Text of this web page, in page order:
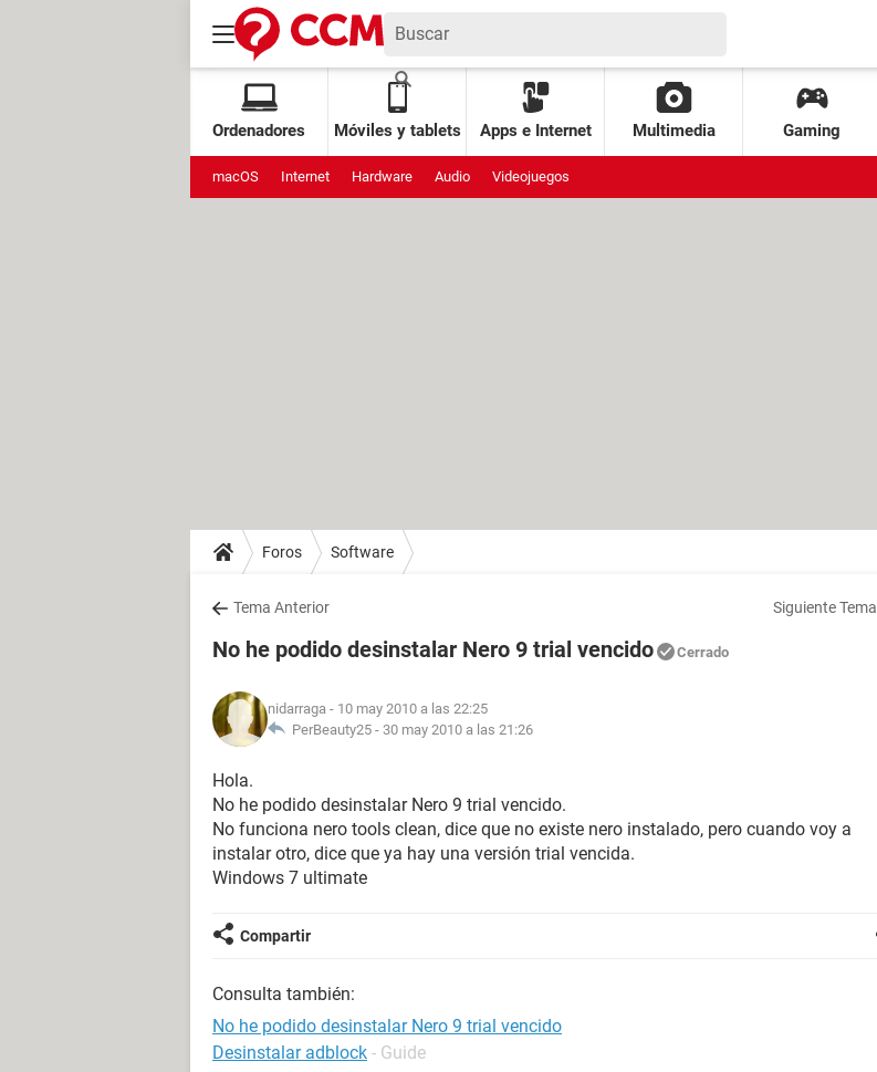
Ordenadores Móviles y tablets Apps e Internet Multimedia Gaming
macOS Internet Hardware Audio Videojuegos
Foros Software
Tema Anterior Siguiente Tema
No he podido desinstalar Nero 9 trial vencido Cerrado
nidarraga - 10 may 2010 a las 22:25
PerBeauty25 - 30 may 2010 a las 21:26
Hola.
No he podido desinstalar Nero 9 trial vencido.
No funciona nero tools clean, dice que no existe nero instalado, pero cuando voy a
instalar otro, dice que ya hay una versión trial vencida.
Windows 7 ultimate
Compartir
Consulta también:
No he podido desinstalar Nero 9 trial vencido
Desinstalar adblock - Guide